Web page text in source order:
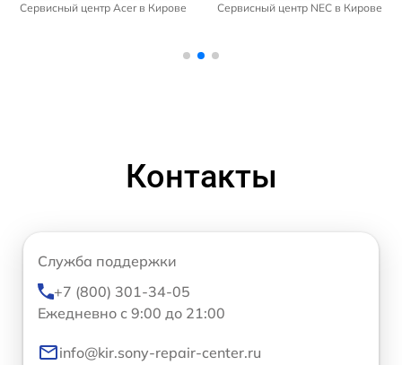
Сервисный центр Acer в Кирове Сервисный центр NEC в Кирове
Контакты
Служба поддержки
+7 (800) 301-34-05
Ежедневно с 9:00 до 21:00
info@kir.sony-repair-center.ru